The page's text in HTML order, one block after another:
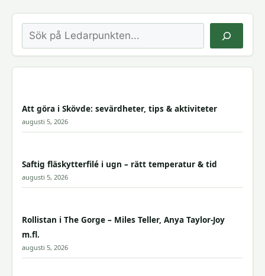
Sök
Att göra i Skövde: sevärdheter, tips & aktiviteter
augusti 5, 2026
Saftig fläskytterfilé i ugn – rätt temperatur & tid
augusti 5, 2026
Rollistan i The Gorge – Miles Teller, Anya Taylor-Joy
m.fl.
augusti 5, 2026